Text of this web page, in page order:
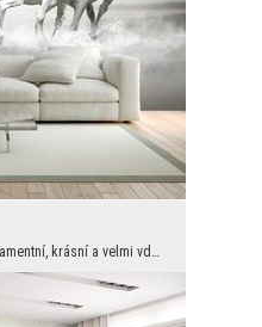
Divocí, neklidní, velmi temperamentní, krásní a velmi vděční koně jsou inspirací mnoha umělců. Už...